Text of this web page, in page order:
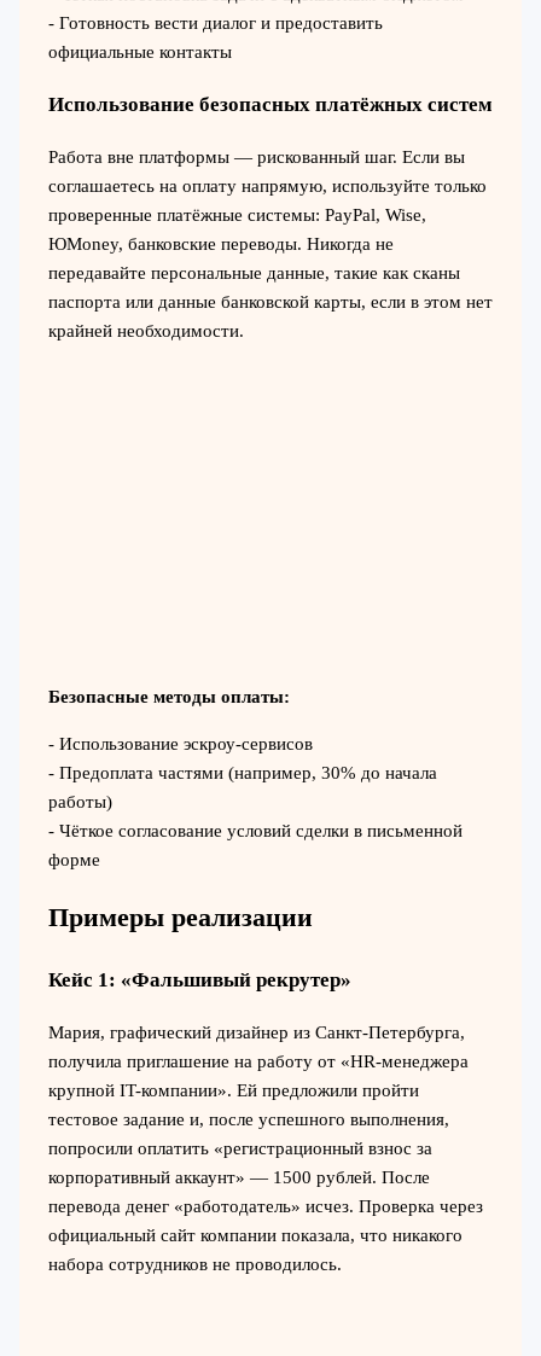
- Готовность вести диалог и предоставить
официальные контакты
Использование безопасных платёжных систем
Работа вне платформы — рискованный шаг. Если вы
соглашаетесь на оплату напрямую, используйте только
проверенные платёжные системы: PayPal, Wise,
ЮMoney, банковские переводы. Никогда не
передавайте персональные данные, такие как сканы
паспорта или данные банковской карты, если в этом нет
крайней необходимости.
Безопасные методы оплаты:
- Использование эскроу-сервисов
- Предоплата частями (например, 30% до начала
работы)
- Чёткое согласование условий сделки в письменной
форме
Примеры реализации
Кейс 1: «Фальшивый рекрутер»
Мария, графический дизайнер из Санкт-Петербурга,
получила приглашение на работу от «HR-менеджера
крупной IT-компании». Ей предложили пройти
тестовое задание и, после успешного выполнения,
попросили оплатить «регистрационный взнос за
корпоративный аккаунт» — 1500 рублей. После
перевода денег «работодатель» исчез. Проверка через
официальный сайт компании показала, что никакого
набора сотрудников не проводилось.